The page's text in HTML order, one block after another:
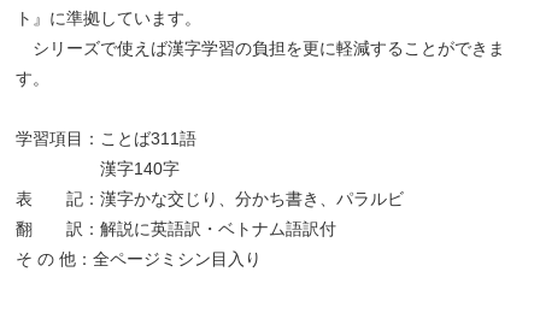
ト』に準拠しています。
シリーズで使えば漢字学習の負担を更に軽減することができま
す。
学習項目：ことば311語
漢字140字
表 記：漢字かな交じり、分かち書き、パラルビ
翻 訳：解説に英語訳・ベトナム語訳付
そ の 他：全ページミシン目入り